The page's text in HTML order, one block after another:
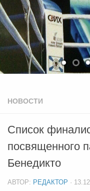
НОВОСТИ
Список
посвященного
Бенедикто
АВТОР: РЕДАКТОР ·